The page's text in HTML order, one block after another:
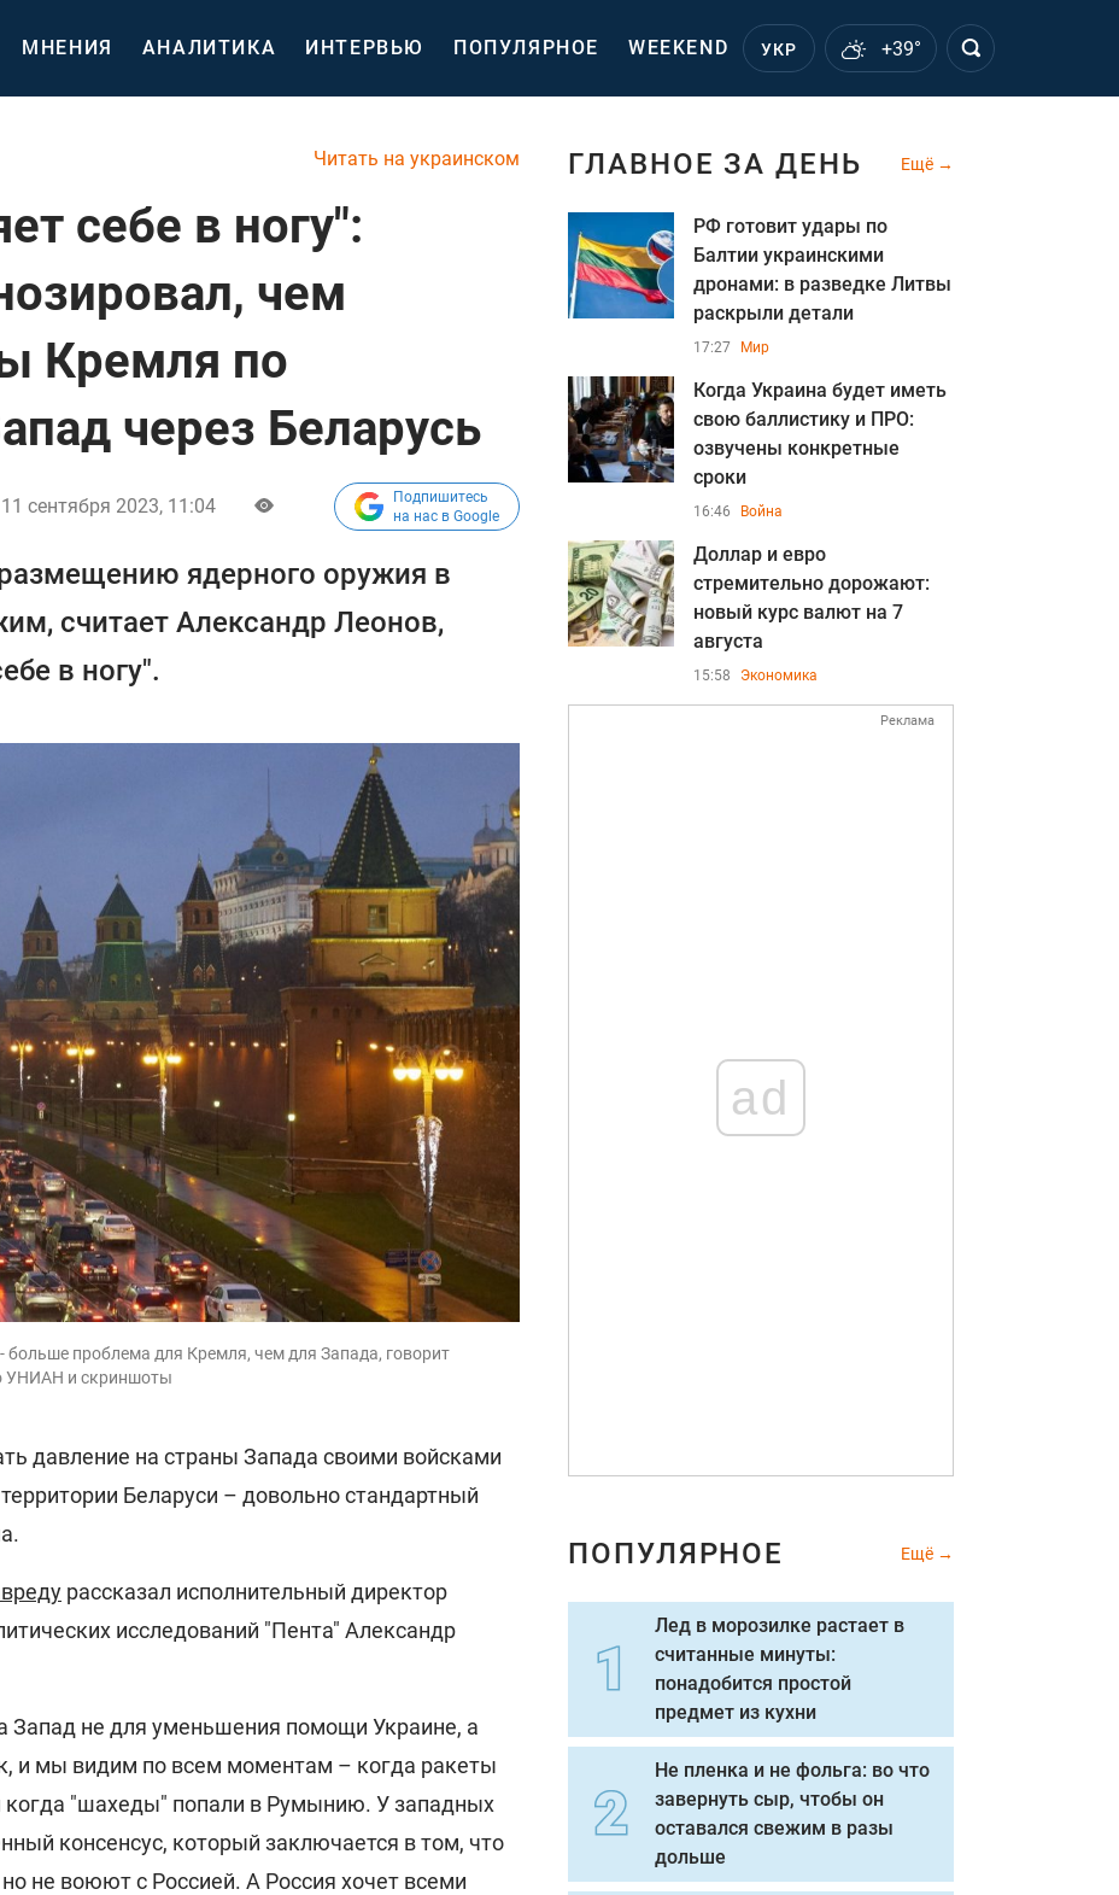
МНЕНИЯ АНАЛИТИКА ИНТЕРВЬЮ ПОПУЛЯРНОЕ WEEKEND УКР +39°
Читать на украинском
себе в ногу":
чем
Кремля по
через Беларусь
11 сентября 2023, 11:04
Подпишитесь
на нас в Google
ядерного оружия в
считает Александр Леонов,
в ногу".
проблема для Кремля, чем для Запада, говорит
УНИАН и скриншоты
давление на страны Запада своими войсками
Беларуси – довольно стандартный
рассказал исполнительный директор
исследований "Пента" Александр
Запад не для уменьшения помощи Украине, а
и мы видим по всем моментам – когда ракеты
когда "шахеды" попали в Румынию. У западных
консенсус, который заключается в том, что
не воюют с Россией. А Россия хочет всеми
ГЛАВНОЕ ЗА ДЕНЬ Ещё
РФ готовит удары по
Балтии украинскими
дронами: в разведке Литвы
раскрыли детали
17:27 Мир
Когда Украина будет иметь
свою баллистику и ПРО:
озвучены конкретные
сроки
16:46 Война
Доллар и евро
стремительно дорожают:
новый курс валют на 7
августа
15:58 Экономика
Реклама
ad
ПОПУЛЯРНОЕ Ещё
Лед в морозилке растает в
считанные минуты:
понадобится простой
предмет из кухни
Не пленка и не фольга: во что
завернуть сыр, чтобы он
оставался свежим в разы
дольше